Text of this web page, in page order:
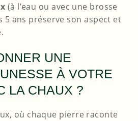
(à l’eau ou avec une brosse
5 ans préserve son aspect et
UNE
À VOTRE
LA CHAUX ?
où chaque pierre raconte